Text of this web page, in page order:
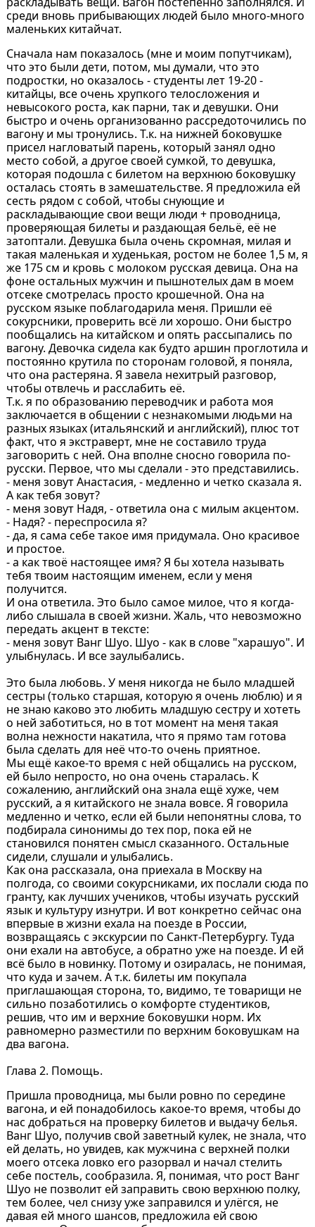
среди вновь прибывающих людей было много-много
маленьких китайчат.
Сначала нам показалось (мне и моим попутчикам),
что это были дети, потом, мы думали, что это
подростки, но оказалось - студенты лет 19-20 -
китайцы, все очень хрупкого телосложения и
невысокого роста, как парни, так и девушки. Они
быстро и очень организованно рассредоточились по
вагону и мы тронулись. Т.к. на нижней боковушке
присел нагловатый парень, который занял одно
место собой, а другое своей сумкой, то девушка,
которая подошла с билетом на верхнюю боковушку
осталась стоять в замешательстве. Я предложила ей
сесть рядом с собой, чтобы снующие и
раскладывающие свои вещи люди + проводница,
проверяющая билеты и раздающая бельё, её не
затоптали. Девушка была очень скромная, милая и
такая маленькая и худенькая, ростом не более 1,5 м, я
же 175 см и кровь с молоком русская девица. Она на
фоне остальных мужчин и пышнотелых дам в моем
отсеке смотрелась просто крошечной. Она на
русском языке поблагодарила меня. Пришли её
сокурсники, проверить всё ли хорошо. Они быстро
пообщались на китайском и опять рассыпались по
вагону. Девочка сидела как будто аршин проглотила и
постоянно крутила по сторонам головой, я поняла,
что она растеряна. Я завела нехитрый разговор,
чтобы отвлечь и расслабить её.
Т.к. я по образованию переводчик и работа моя
заключается в общении с незнакомыми людьми на
разных языках (итальянский и английский), плюс тот
факт, что я экстраверт, мне не составило труда
заговорить с ней. Она вполне сносно говорила по-
русски. Первое, что мы сделали - это представились.
- меня зовут Анастасия, - медленно и четко сказала я.
А как тебя зовут?
- меня зовут Надя, - ответила она с милым акцентом.
- Надя? - переспросила я?
- да, я сама себе такое имя придумала. Оно красивое
и простое.
- а как твоё настоящее имя? Я бы хотела называть
тебя твоим настоящим именем, если у меня
получится.
И она ответила. Это было самое милое, что я когда-
либо слышала в своей жизни. Жаль, что невозможно
передать акцент в тексте:
- меня зовут Ванг Шуо. Шуо - как в слове "харашуо". И
улыбнулась. И все заулыбались.
Это была любовь. У меня никогда не было младшей
сестры (только старшая, которую я очень люблю) и я
не знаю каково это любить младшую сестру и хотеть
о ней заботиться, но в тот момент на меня такая
волна нежности накатила, что я прямо там готова
была сделать для неё что-то очень приятное.
Мы ещё какое-то время с ней общались на русском,
ей было непросто, но она очень старалась. К
сожалению, английский она знала ещё хуже, чем
русский, а я китайского не знала вовсе. Я говорила
медленно и четко, если ей были непонятны слова, то
подбирала синонимы до тех пор, пока ей не
становился понятен смысл сказанного. Остальные
сидели, слушали и улыбались.
Как она рассказала, она приехала в Москву на
полгода, со своими сокурсниками, их послали сюда по
гранту, как лучших учеников, чтобы изучать русский
язык и культуру изнутри. И вот конкретно сейчас она
впервые в жизни ехала на поезде в России,
возвращаясь с экскурсии по Санкт-Петербургу. Туда
они ехали на автобусе, а обратно уже на поезде. И ей
всё было в новинку. Потому и озиралась, не понимая,
что куда и зачем. А т.к. билеты им покупала
приглашающая сторона, то, видимо, те товарищи не
сильно позаботились о комфорте студентиков,
решив, что им и верхние боковушки норм. Их
равномерно разместили по верхним боковушкам на
два вагона.
Глава 2. Помощь.
Пришла проводница, мы были ровно по середине
вагона, и ей понадобилось какое-то время, чтобы до
нас добраться на проверку билетов и выдачу белья.
Ванг Шуо, получив свой заветный кулек, не знала, что
ей делать, но увидев, как мужчина с верхней полки
моего отсека ловко его разорвал и начал стелить
себе постель, сообразила. Я, понимая, что рост Ванг
Шуо не позволит ей заправить свою верхнюю полку,
тем более, чел снизу уже заправился и улёгся, не
давая ей много шансов, предложила ей свою